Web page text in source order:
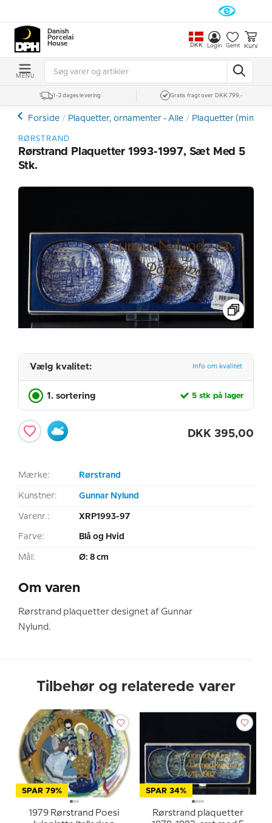
Danish
Porcelain
House
DKK Login Gemt Kurv
MENU
1-2 dages levering Gratis fragt over DKK 799,-
Forside Plaquetter, ornamenter - Alle Plaquetter (mini
RØRSTRAND
Rørstrand Plaquetter 1993-1997, Sæt Med 5
Stk.
Vælg kvalitet: Info om kvalitet
1. sortering 5 stk på lager
DKK 395,00
Mærke: Rørstrand
Kunstner: Gunnar Nylund
Varenr.: XRP1993-97
Farve: Blå og Hvid
Mål: Ø: 8 cm
Om varen
Rørstrand plaquetter designet af Gunnar
Nylund.
Tilbehør og relaterede varer
SPAR 79%
1979 Rørstrand Poesi
SPAR 34%
Rørstrand plaquetter